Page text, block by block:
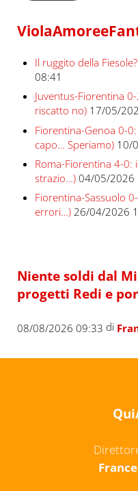
Il ruggito della
08:41
Juventus-Fiorentina
riscatto no) 17/05/
Fiorentina-Genoa 0-
capo… Speriamo) 10/
Roma-Fiorentina 4-0:
strazio…) 04/05/2026
Fiorentina-Sassuolo
errori…) 26/04/2026
Niente soldi dal
progetti Redi e
08/08/2026 09:33 di